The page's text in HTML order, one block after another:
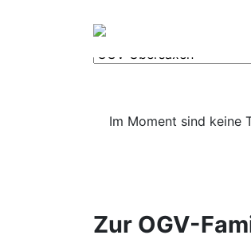
OGV
Im Moment sind keine
Zur OGV-